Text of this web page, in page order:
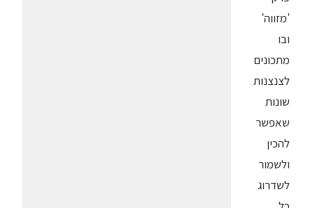
'מזווה'
ובו
מתכונים
לצנצנות
שונות
שאפשר
להכין
ולשמור
לשדרוג